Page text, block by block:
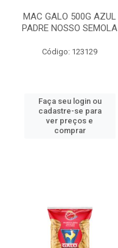
MAC GALO 500G AZUL
PADRE NOSSO SEMOLA
Código: 123129
Faça seu login ou
cadastre-se para
ver preços e
comprar